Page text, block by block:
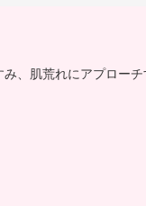
、肌荒れにアプローチ